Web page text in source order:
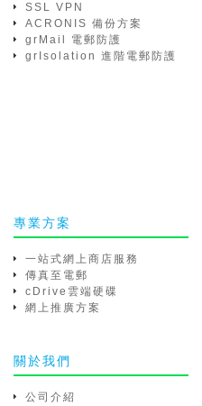
SSL VPN
ACRONIS 備份方案
grMail 電郵防護
grIsolation 進階電郵防護
專業方案
一站式網上商店服務
傳真至電郵
cDrive雲端硬碟
網上推廣方案
關於我們
公司介紹